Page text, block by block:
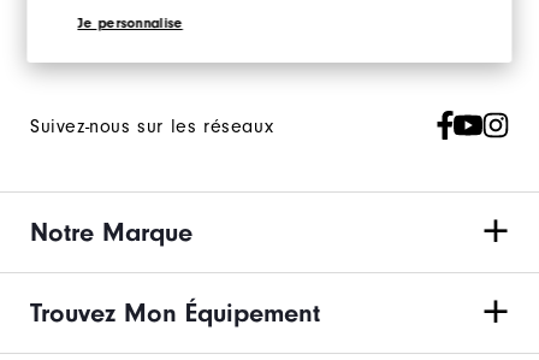
Je personnalise
Suivez-nous sur les réseaux
Notre Marque
Trouvez Mon Équipement